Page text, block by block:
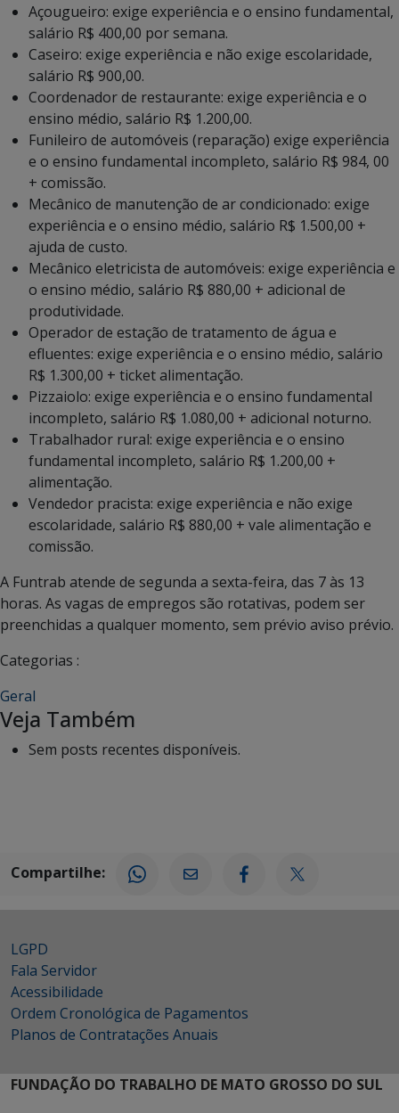
Açougueiro: exige experiência e o ensino fundamental,
salário R$ 400,00 por semana.
Caseiro: exige experiência e não exige escolaridade,
salário R$ 900,00.
Coordenador de restaurante: exige experiência e o
ensino médio, salário R$ 1.200,00.
Funileiro de automóveis (reparação) exige experiência
e o ensino fundamental incompleto, salário R$ 984, 00
+ comissão.
Mecânico de manutenção de ar condicionado: exige
experiência e o ensino médio, salário R$ 1.500,00 +
ajuda de custo.
Mecânico eletricista de automóveis: exige experiência e
o ensino médio, salário R$ 880,00 + adicional de
produtividade.
Operador de estação de tratamento de água e
efluentes: exige experiência e o ensino médio, salário
R$ 1.300,00 + ticket alimentação.
Pizzaiolo: exige experiência e o ensino fundamental
incompleto, salário R$ 1.080,00 + adicional noturno.
Trabalhador rural: exige experiência e o ensino
fundamental incompleto, salário R$ 1.200,00 +
alimentação.
Vendedor pracista: exige experiência e não exige
escolaridade, salário R$ 880,00 + vale alimentação e
comissão.
A Funtrab atende de segunda a sexta-feira, das 7 às 13
horas. As vagas de empregos são rotativas, podem ser
preenchidas a qualquer momento, sem prévio aviso prévio.
Categorias :
Geral
Veja Também
Sem posts recentes disponíveis.
Compartilhe:
LGPD
Fala Servidor
Acessibilidade
Ordem Cronológica de Pagamentos
Planos de Contratações Anuais
FUNDAÇÃO DO TRABALHO DE MATO GROSSO DO SUL